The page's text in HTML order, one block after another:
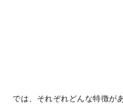
では、それぞれどんな特徴が